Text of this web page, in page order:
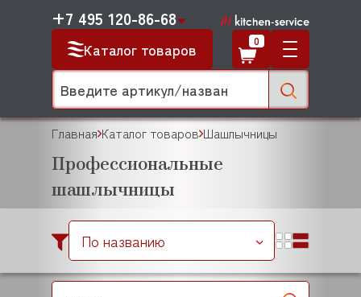
Каталог товаров
+7 495 120-86-68
0
Главная Каталог товаров Шашлычницы
Профессиональные
шашлычницы
По названию